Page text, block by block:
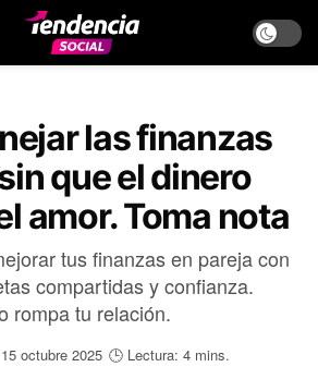
las finanzas
que el dinero
amor. Toma nota
tus finanzas en pareja con
compartidas y confianza.
rompa tu relación.
15 octubre 2025 🕒 Lectura: 4 mins.